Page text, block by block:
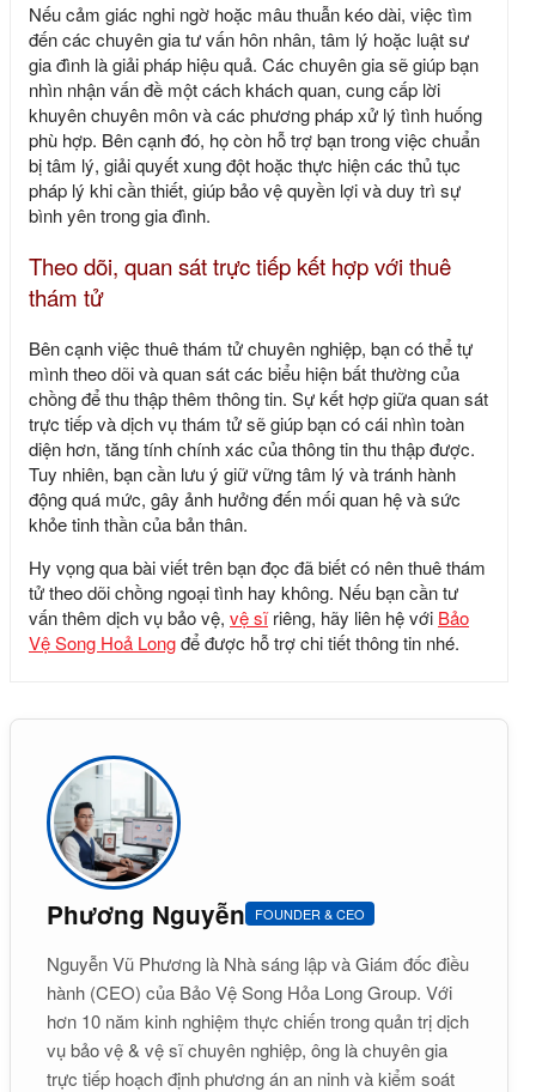
Nếu cảm giác nghi ngờ hoặc mâu thuẫn kéo dài, việc tìm
đến các chuyên gia tư vấn hôn nhân, tâm lý hoặc luật sư
gia đình là giải pháp hiệu quả. Các chuyên gia sẽ giúp bạn
nhìn nhận vấn đề một cách khách quan, cung cấp lời
khuyên chuyên môn và các phương pháp xử lý tình huống
phù hợp. Bên cạnh đó, họ còn hỗ trợ bạn trong việc chuẩn
bị tâm lý, giải quyết xung đột hoặc thực hiện các thủ tục
pháp lý khi cần thiết, giúp bảo vệ quyền lợi và duy trì sự
bình yên trong gia đình.
Theo dõi, quan sát trực tiếp kết hợp với thuê
thám tử
Bên cạnh việc thuê thám tử chuyên nghiệp, bạn có thể tự
mình theo dõi và quan sát các biểu hiện bất thường của
chồng để thu thập thêm thông tin. Sự kết hợp giữa quan sát
trực tiếp và dịch vụ thám tử sẽ giúp bạn có cái nhìn toàn
diện hơn, tăng tính chính xác của thông tin thu thập được.
Tuy nhiên, bạn cần lưu ý giữ vững tâm lý và tránh hành
động quá mức, gây ảnh hưởng đến mối quan hệ và sức
khỏe tinh thần của bản thân.
Hy vọng qua bài viết trên bạn đọc đã biết có nên thuê thám
tử theo dõi chồng ngoại tình hay không. Nếu bạn cần tư
vấn thêm dịch vụ bảo vệ, vệ sĩriêng, hãy liên hệ với Bảo
Vệ Song Hoả Longđể được hỗ trợ chi tiết thông tin nhé.
Phương Nguyễn FOUNDER & CEO
Nguyễn Vũ Phương là Nhà sáng lập và Giám đốc điều
hành (CEO) của Bảo Vệ Song Hỏa Long Group. Với
hơn 10 năm kinh nghiệm thực chiến trong quản trị dịch
vụ bảo vệ & vệ sĩ chuyên nghiệp, ông là chuyên gia
trực tiếp hoạch định phương án an ninh và kiểm soát